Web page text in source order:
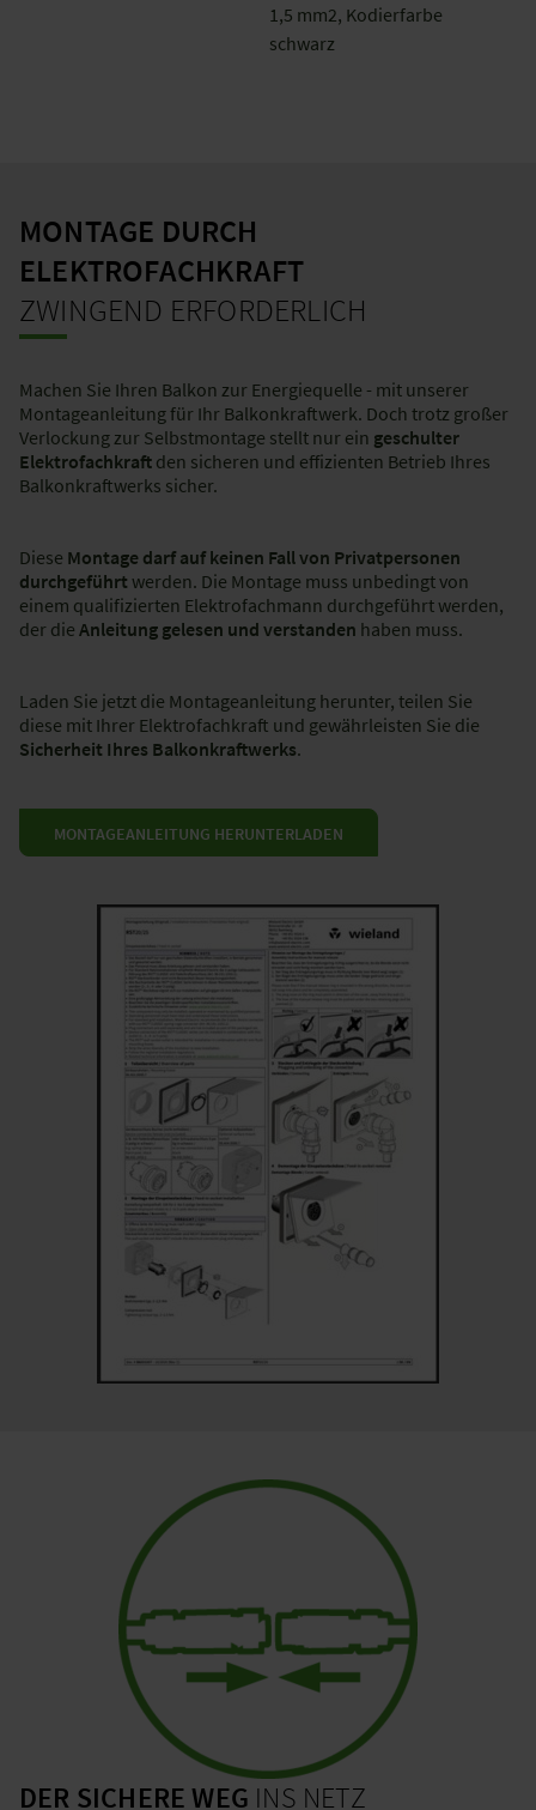
1,5 mm2, Kodierfarbe
schwarz
MONTAGE DURCH
ELEKTROFACHKRAFT
ZWINGEND ERFORDERLICH
Machen Sie Ihren Balkon zur Energiequelle - mit unserer
Montageanleitung für Ihr Balkonkraftwerk. Doch trotz großer
Verlockung zur Selbstmontage stellt nur ein geschulter
Elektrofachkraft den sicheren und effizienten Betrieb Ihres
Balkonkraftwerks sicher.
Diese Montage darf auf keinen Fall von Privatpersonen
durchgeführt werden. Die Montage muss unbedingt von
einem qualifizierten Elektrofachmann durchgeführt werden,
der die Anleitung gelesen und verstanden haben muss.
Laden Sie jetzt die Montageanleitung herunter, teilen Sie
diese mit Ihrer Elektrofachkraft und gewährleisten Sie die
Sicherheit Ihres Balkonkraftwerks.
MONTAGEANLEITUNG HERUNTERLADEN
DER SICHERE WEG INS NETZ